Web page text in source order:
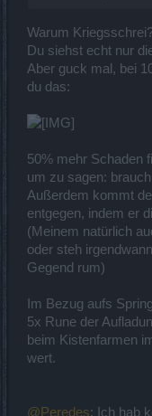
Warum
Du siehst echt nur
Aber guck mal, bei
du das:
50% mehr Schaden
um zu sagen:
Außerdem kommt
entgegen, indem er
(Meinem natürlich
oder steh
Gegend rum)
Im Bezug aufs
5x Rune der
beim Kistenfarmen
wert.
@Peredes: Ich hab